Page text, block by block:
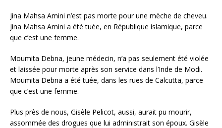
Jina Mahsa Amini n’est pas morte pour une mèche de cheveu.
Jina Mahsa Amini a été tuée, en République islamique, parce
que c’est une femme.
Moumita Debna, jeune médecin, n’a pas seulement été violée
et laissée pour morte après son service dans l’Inde de Modi.
Moumita Debna a été tuée, dans les rues de Calcutta, parce
que c’est une femme.
Plus près de nous, Gisèle Pelicot, aussi, aurait pu mourir,
assommée des drogues que lui administrait son époux. Gisèle